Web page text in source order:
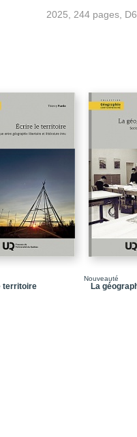
Chapitre 1 / Communs
Chapitre 2 / Le
transformation
Chapitre 4 / La Table
culturelle collective
Chapitre 5 / Les fruits
Chapitre 6 / Communs
socioterritorial
Notices biographiques
2025, 244 pages,
territoire
Nouveauté
La